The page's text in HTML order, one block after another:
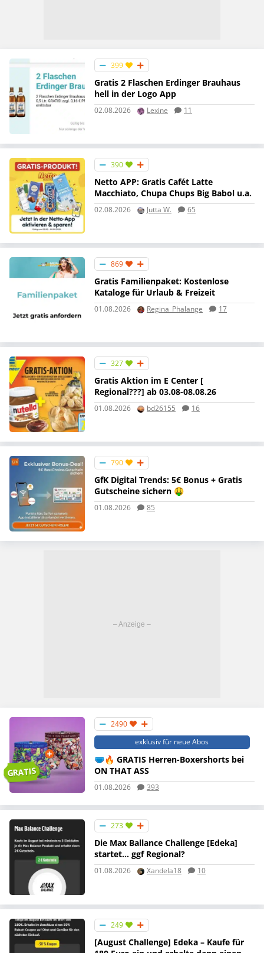
399
Gratis 2 Flaschen Erdinger Brauhaus
hell in der Logo App
02.08.2026 Lexine 11
390
Netto APP: Gratis Cafét Latte
Macchiato, Chupa Chups Big Babol u.a.
02.08.2026 Jutta W. 65
869
Gratis Familienpaket: Kostenlose
Kataloge für Urlaub & Freizeit
01.08.2026 Regina_Phalange 17
327
Gratis Aktion im E Center [
Regional???] ab 03.08-08.08.26
01.08.2026 bd26155 16
790
GfK Digital Trends: 5€ Bonus + Gratis
Gutscheine sichern 🤑
01.08.2026 85
GRATIS
2490
exklusiv für neue Abos
🩲🔥 GRATIS Herren-Boxershorts bei
ON THAT ASS
01.08.2026 393
273
Die Max Ballance Challenge [Edeka]
startet… ggf Regional?
01.08.2026 Xandela18 10
249
[August Challenge] Edeka – Kaufe für